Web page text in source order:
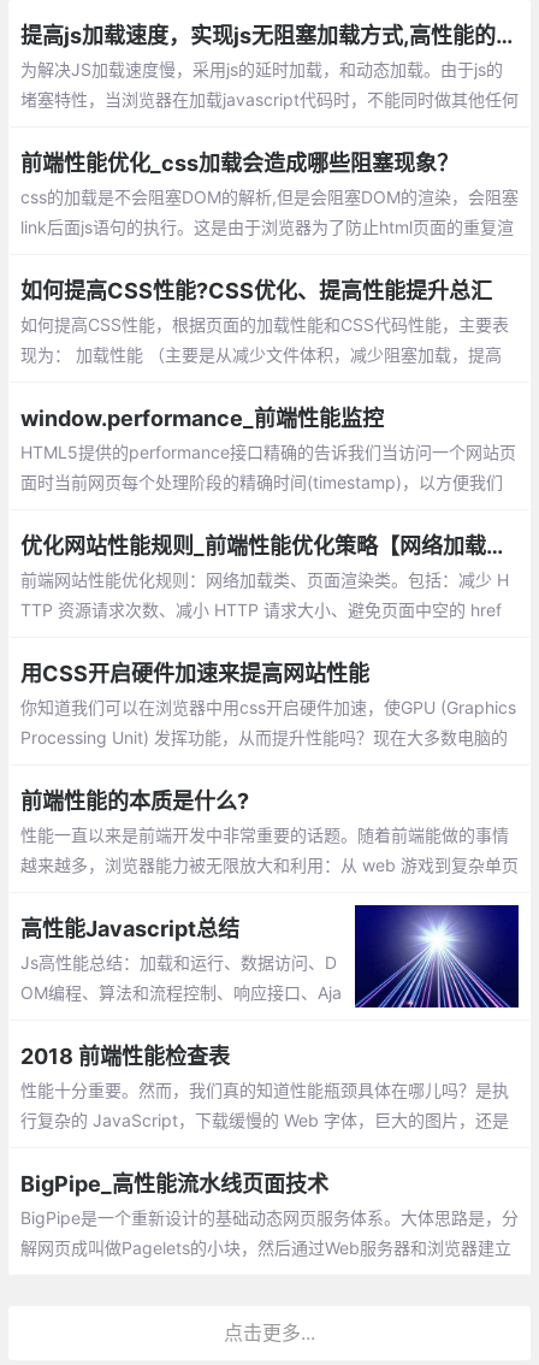
提高js加载速度，实现js无阻塞加载方式,高性能的加载执行JavaScript
为解决JS加载速度慢，采用js的延时加载，和动态加载。由于js的
堵塞特性，当浏览器在加载javascript代码时，不能同时做其他任何
久。
前端性能优化_css加载会造成哪些阻塞现象？
css的加载是不会阻塞DOM的解析,但是会阻塞DOM的渲染，会阻塞
link后面js语句的执行。这是由于浏览器为了防止html页面的重复渲
等在css加载完成之后才进行dom的渲染以及执行后面的js语句。
如何提高CSS性能?CSS优化、提高性能提升总汇
如何提高CSS性能，根据页面的加载性能和
CSS代码性能，主要表现为： 加载性能
提高并发方面入手），选择器性能，渲染性
能，可维护性。
window.performance_前端性能监控
HTML5提供的performance接口精确的告诉我们当访问一个网站页
面时当前网页每个处理阶段的精确时间(timestamp)，以方便我们
优化网站性能规则_前端性能优化策略【网络加载、页面渲染】
前端网站性能优化规则：网络加载类、页面渲染类。包括：减少 H
TTP 资源请求次数、减小 HTTP 请求大小、避免页面中空的 href
减少 DOM 元素数量和深度等
用CSS开启硬件加速来提高网站性能
你知道我们可以在浏览器中用css开启硬件加速，使GPU (Graphics
Processing Unit) 发挥功能，从而提升性能吗？现在大多数电脑的
我们的网站或应用表现的更为流畅。
前端性能的本质是什么?
性能一直以来是前端开发中非常重要的话题。随着前端能做的事情
越来越多，浏览器能力被无限放大和利用：从 web 游戏到复杂单页
师总是在突破极限
高性能Javascript总结
Js高性能总结：加载和运行、数据访问、D
OM编程、算法和流程控制、响应接口、Aja
2018 前端性能检查表
性能十分重要。然而，我们真的知道性能瓶颈具体在哪儿吗？是执
行复杂的 JavaScript，下载缓慢的 Web 字体，巨大的图片，还是
oisting）
BigPipe_高性能流水线页面技术
BigPipe是一个重新设计的基础动态网页服务体系。大体思路是，分
解网页成叫做Pagelets的小块，然后通过Web服务器和浏览器建立
点击更多...